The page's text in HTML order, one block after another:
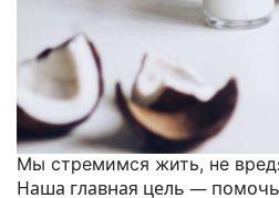
Мы стремимся жить, не
Наша главная цель —